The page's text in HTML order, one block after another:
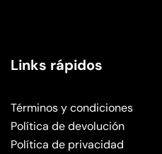
Links rápidos
Términos y condiciones
Política de devolución
Política de privacidad